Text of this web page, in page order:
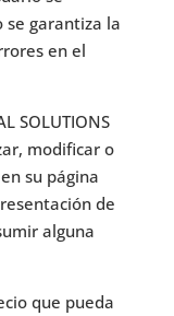
garantiza la
en el
SOLUTIONS
modificar o
su página
de
alguna
que pueda